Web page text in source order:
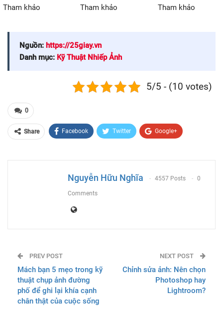
Tham khảo Tham khảo Tham khảo
Nguồn: https://25giay.vn
Danh mục: Kỹ Thuật Nhiếp Ảnh
5/5 - (10 votes)
0
Share Facebook Twitter Google+
Nguyễn Hữu Nghĩa 4557 Posts 0
Comments
PREV POST
Mách bạn 5 mẹo trong kỹ
thuật chụp ảnh đường
phố để ghi lại khía cạnh
chân thật của cuộc sống
NEXT POST
Chỉnh sửa ảnh: Nên chọn
Photoshop hay
Lightroom?